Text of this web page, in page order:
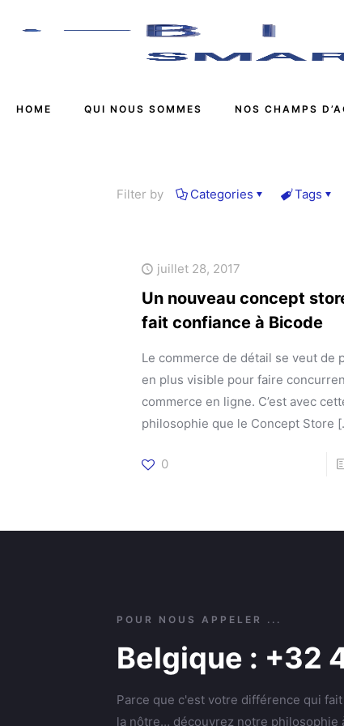
HOME QUI NOUS SOMMES NOS CHAMPS
Filter by Categories Tags
juillet 28, 2017
Un nouveau concept
fait confiance à Bicode
Le commerce de détail se veut de
en plus visible pour faire
commerce en ligne. C’est avec
philosophie que le Concept Store
0
POUR NOUS APPELER ...
Belgique : +32
Parce que c'est votre différence qui fait
la nôtre… découvrez notre philosophie